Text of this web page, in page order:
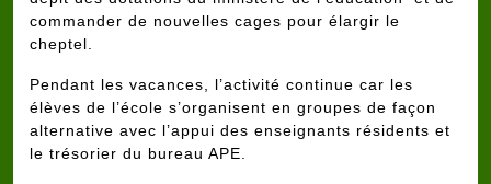
commander de nouvelles cages pour élargir le
cheptel.
Pendant les vacances, l’activité continue car les
élèves de l’école s’organisent en groupes de façon
alternative avec l’appui des enseignants résidents et
le trésorier du bureau APE.